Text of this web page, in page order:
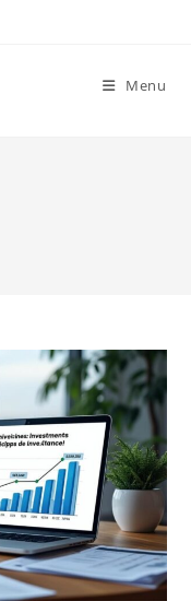
Menu